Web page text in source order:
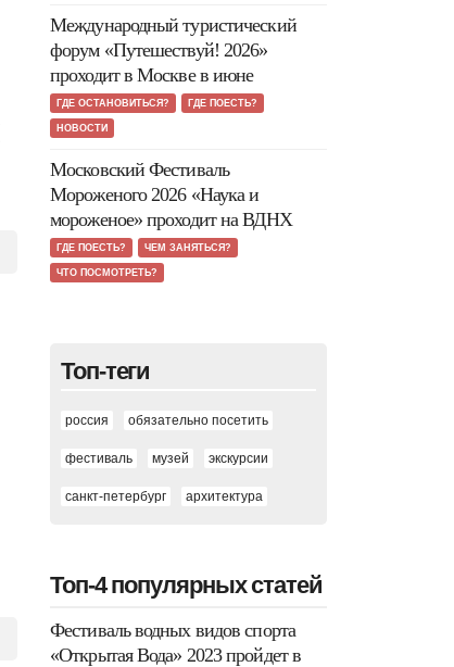
Международный туристический
форум «Путешествуй! 2026»
проходит в Москве в июне
ГДЕ ОСТАНОВИТЬСЯ? ГДЕ ПОЕСТЬ?
НОВОСТИ
Московский Фестиваль
Мороженого 2026 «Наука и
мороженое» проходит на ВДНХ
ГДЕ ПОЕСТЬ? ЧЕМ ЗАНЯТЬСЯ?
ЧТО ПОСМОТРЕТЬ?
Топ-теги
россия обязательно посетить
фестиваль музей экскурсии
санкт-петербург архитектура
Топ-4 популярных статей
Фестиваль водных видов спорта
«Открытая Вода» 2023 пройдет в